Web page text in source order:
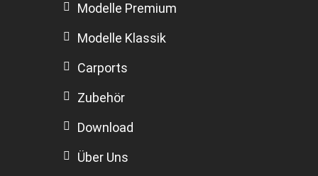
Modelle Premium
Modelle Klassik
Carports
Zubehör
Download
Über Uns